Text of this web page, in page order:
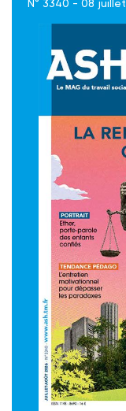
N° 3340 - 08 juillet